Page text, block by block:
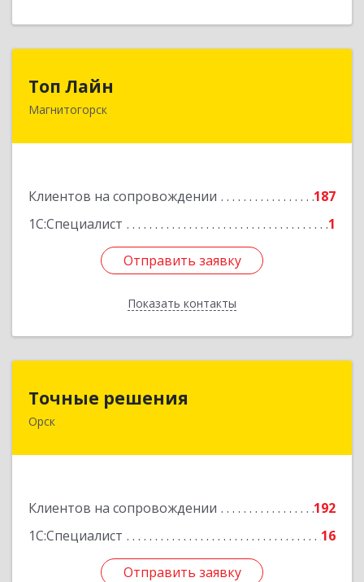
Топ Лайн
Магнитогорск
Клиентов на сопровождении
187
1С:Специалист
1
Отправить заявку
Показать контакты
454000, Челябинская обл, Магнитогорск г,
Отправить заявку
Назад
Точные решения
Орск
Клиентов на сопровождении
192
1С:Специалист
16
Отправить заявку
Подробнее
Отправить заявку